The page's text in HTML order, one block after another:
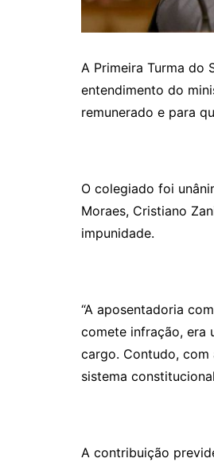
A Primeira Turma do
entendimento do
remunerado e para
O colegiado foi
Moraes, Cristiano
impunidade.
“A aposentadoria
comete infração, era
cargo. Contudo, com
sistema
A contribuição